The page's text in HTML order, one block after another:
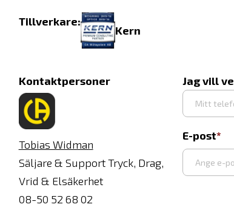
Tillverkare:
Kern
Kontaktpersoner
Tobias Widman
Säljare & Support Tryck, Drag,
Vrid & Elsäkerhet
08-50 52 68 02
Jag vill
E-post